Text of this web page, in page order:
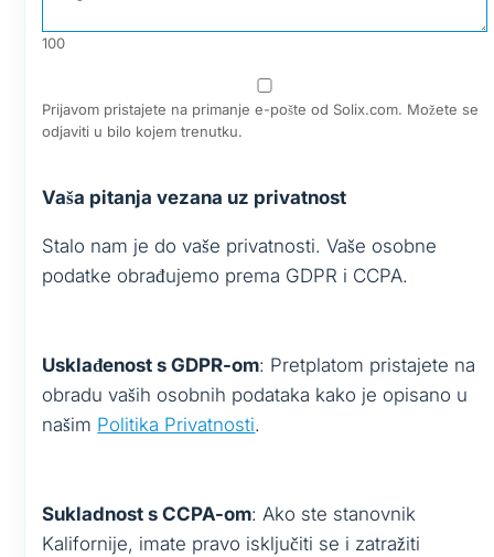
100
Prijavom pristajete na primanje e-pošte od Solix.com. Možete se
odjaviti u bilo kojem trenutku.
Vaša pitanja vezana uz privatnost
Stalo nam je do vaše privatnosti. Vaše osobne
podatke obrađujemo prema GDPR i CCPA.
Usklađenost s GDPR-om: Pretplatom pristajete na
obradu vaših osobnih podataka kako je opisano u
našim Politika Privatnosti.
Sukladnost s CCPA-om: Ako ste stanovnik
Kalifornije, imate pravo isključiti se i zatražiti